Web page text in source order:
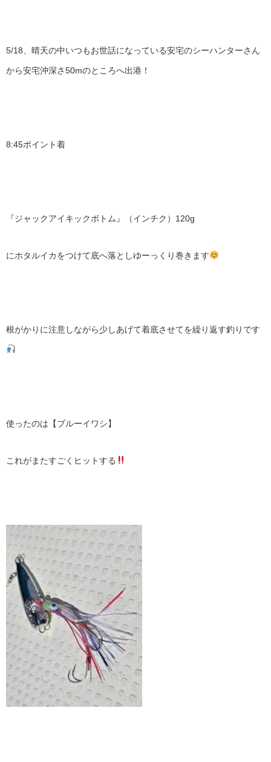
5/18、晴天の中いつもお世話になっている安宅のシーハンターさん
から安宅沖深さ50mのところへ出港！
8:45ポイント着
『ジャックアイキックボトム』（インチク）120g
にホタルイカをつけて底へ落としゆーっくり巻きます
根がかりに注意しながら少しあげて着底させてを繰り返す釣りです
使ったのは【ブルーイワシ】
これがまたすごくヒットする